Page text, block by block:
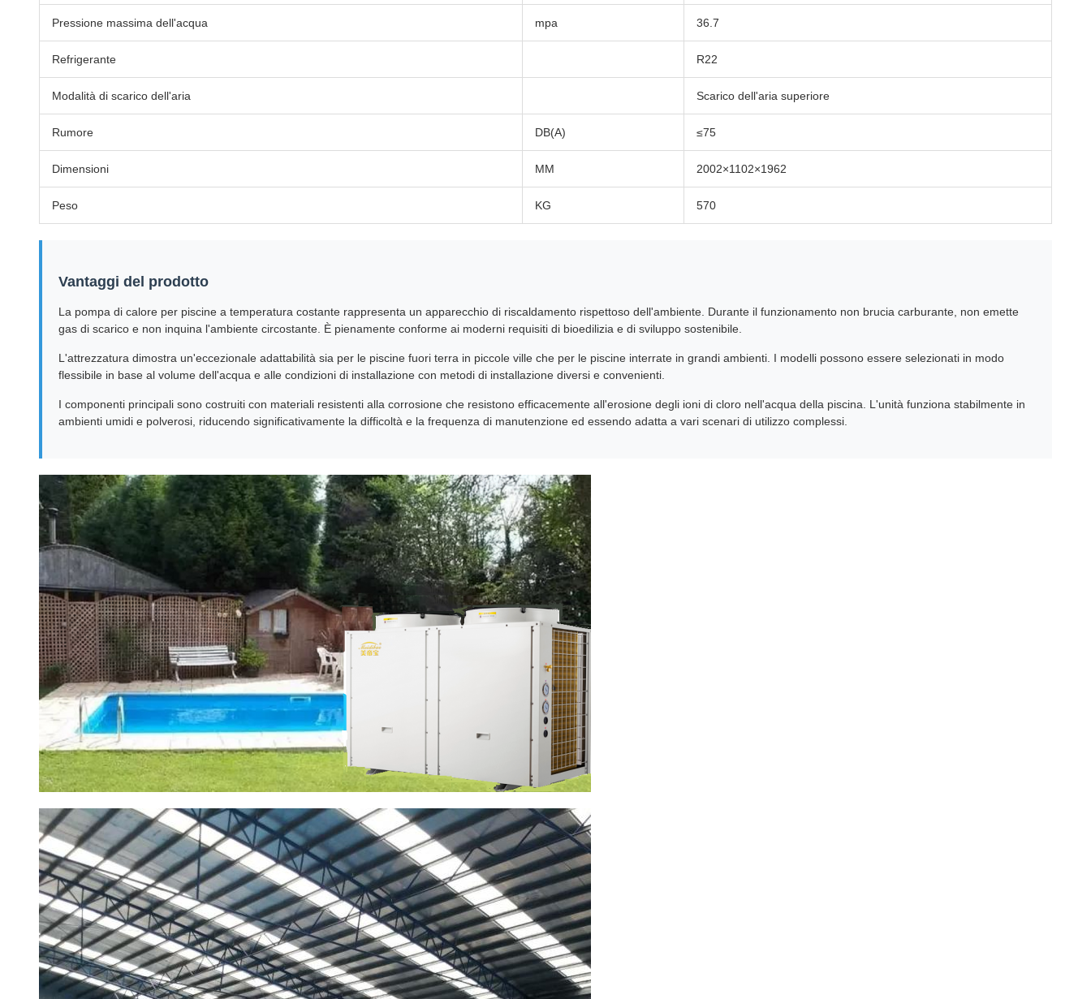
Pressione massima dell'acqua mpa 36.7
Refrigerante R22
Modalità di scarico dell'aria Scarico dell'aria superiore
Rumore DB(A) ≤75
Dimensioni MM 2002×1102×1962
Peso KG 570
Vantaggi del prodotto
La pompa di calore per piscine a temperatura costante rappresenta un apparecchio di riscaldamento rispettoso dell'ambiente. Durante il funzionamento non brucia carburante, non emette
gas di scarico e non inquina l'ambiente circostante. È pienamente conforme ai moderni requisiti di bioedilizia e di sviluppo sostenibile.
L'attrezzatura dimostra un'eccezionale adattabilità sia per le piscine fuori terra in piccole ville che per le piscine interrate in grandi ambienti. I modelli possono essere selezionati in modo
flessibile in base al volume dell'acqua e alle condizioni di installazione con metodi di installazione diversi e convenienti.
I componenti principali sono costruiti con materiali resistenti alla corrosione che resistono efficacemente all'erosione degli ioni di cloro nell'acqua della piscina. L'unità funziona stabilmente in
ambienti umidi e polverosi, riducendo significativamente la difficoltà e la frequenza di manutenzione ed essendo adatta a vari scenari di utilizzo complessi.